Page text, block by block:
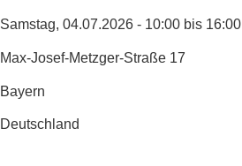
Samstag, 04.07.2026 - 10:00 bis 16:00
Max-Josef-Metzger-Straße 17
Bayern
Deutschland